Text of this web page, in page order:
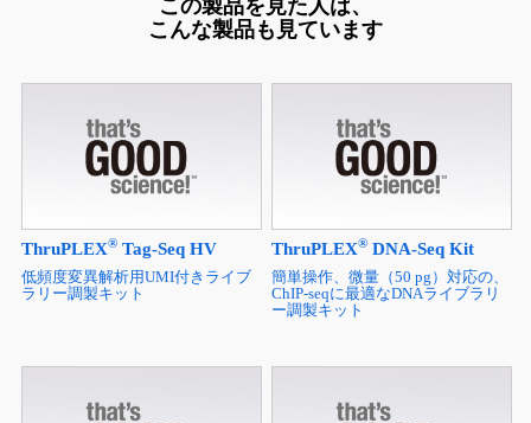
この製品を見た人は、
こんな製品も見ています
ThruPLEX®Tag-Seq HV
低頻度変異解析用UMI付きライブ
ラリー調製キット
ThruPLEX® DNA-Seq Kit
簡単操作、微量（50 pg）対応の、
ChIP-seqに最適なDNAライブラリ
ー調製キット